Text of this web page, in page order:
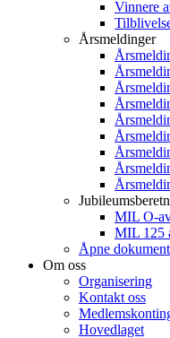
Vinnere
Årsmeldinger
MIL O-
MIL 125
Åpne
Om oss
Organisering
Kontakt oss
Hovedlaget